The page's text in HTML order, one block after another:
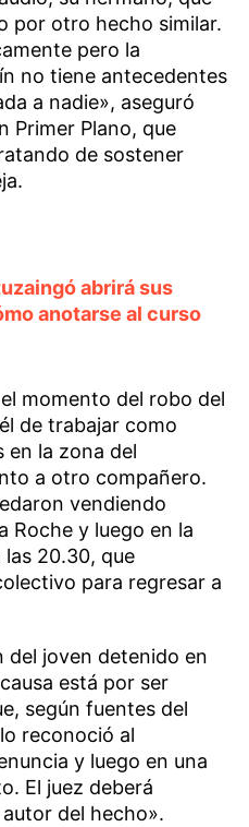
por otro hecho similar.
pero la
no tiene antecedentes
a nadie», aseguró
Primer Plano, que
de sostener
abrirá sus
anotarse al curso
momento del robo del
de trabajar como
en la zona del
a otro compañero.
vendiendo
Roche y luego en la
las 20.30, que
para regresar a
del joven detenido en
está por ser
según fuentes del
reconoció al
y luego en una
El juez deberá
del hecho».